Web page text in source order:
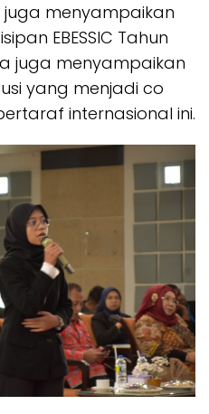
juga menyampaikan
EBESSIC Tahun
juga menyampaikan
yang menjadi co
internasional ini.